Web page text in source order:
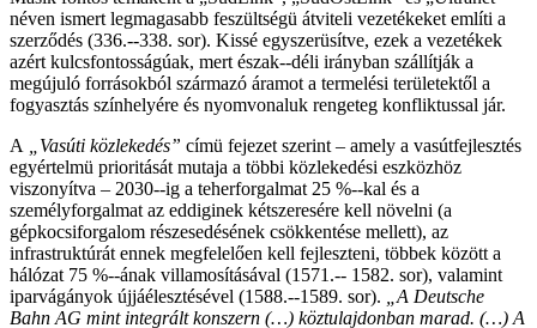
néven ismert legmagasabb feszültségü átviteli vezetékeket említi a
szerződés (336.-­‐338. sor). Kissé egyszerüsítve, ezek a vezetékek
azért kulcsfontosságúak, mert észak-­‐déli irányban szállítják a
megújuló forrásokból származó áramot a termelési területektől a
fogyasztás színhelyére és nyomvonaluk rengeteg konfliktussal jár.
A
„Vasúti közlekedés” címü fejezet szerint – amely a vasútfejlesztés
egyértelmü prioritását mutaja a többi közlekedési eszközhöz
viszonyítva – 2030-­‐ig a teherforgalmat 25 %-­‐kal és a
személyforgalmat az eddiginek kétszeresére kell növelni (a
gépkocsiforgalom részesedésének csökkentése mellett), az
infrastruktúrát ennek megfelelően kell fejleszteni, többek között a
hálózat 75 %-­‐ának villamosításával (1571.-­‐ 1582. sor), valamint
iparvágányok újjáélesztésével (1588.-­‐1589. sor).
„A Deutsche
Bahn AG mint integrált konszern (…) köztulajdonban marad. (…) A